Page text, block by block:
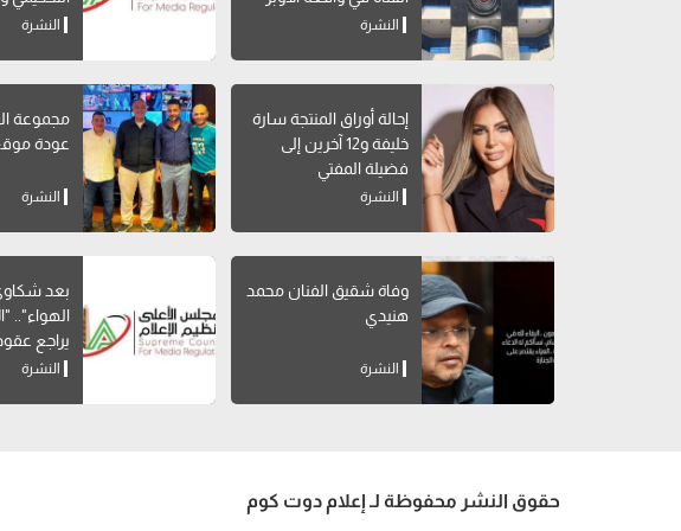
النشرة
البرامج
النشرة
إحالة أوراق المنتجة سارة
خليفة و12 آخرين إلى
فضيلة المفتي
النشرة
مجموعة
عودة
النشرة
وفاة شقيق الفنان محمد
هنيدي
النشرة
بعد
الهواء"..
يراجع عقود
المشترك
النشرة
حقوق النشر محفوظة لـ إعلام دوت كوم